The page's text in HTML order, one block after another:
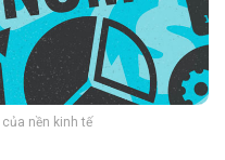
nền kinh tế